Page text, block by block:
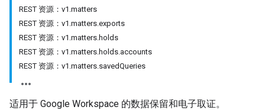
REST 资源：v1.matters
REST 资源：v1.matters.exports
REST 资源：v1.matters.holds
REST 资源：v1.matters.holds.accounts
REST 资源：v1.matters.savedQueries
适用于 Google Workspace 的数据保留和电子取证。